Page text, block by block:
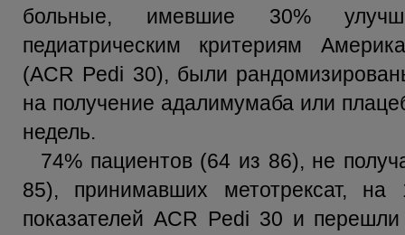
больные, имевшие 30%
педиатрическим критериям
(ACR Pedi 30), были
на получение адалимумаба или
недель.
74% пациентов (64 из 86), не
85), принимавших метотрексат,
показателей ACR Pedi 30 и